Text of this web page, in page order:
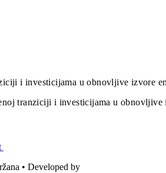
i investicijama u obnovljive izvore
tranziciji i investicijama u
• Developed by